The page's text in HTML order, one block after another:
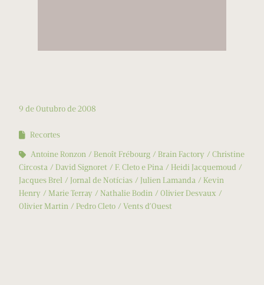
9 de Outubro de 2008
Recortes
Antoine Ronzon
Benoît Frébourg Brain Factory
Christine
Circosta
David Signoret F. Cleto e Pina
Heidi Jacquemoud
Jacques Brel
Jornal de Notícias Julien Lamanda
Kevin
Henry
Marie Terray Nathalie Bodin
Olivier Desvaux
Olivier Martin
Pedro Cleto Vents d’Ouest